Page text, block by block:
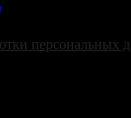
персональных